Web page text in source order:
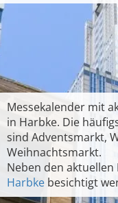
Messekalender mit
in Harbke. Die
sind Adventsmarkt,
Weihnachtsmarkt.
Neben den aktuellen
Harbke besichtigt